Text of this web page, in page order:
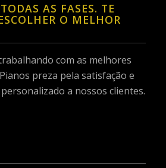
AS FASES. TE
O MELHOR
com as melhores
preza pela satisfação e
a nossos clientes.